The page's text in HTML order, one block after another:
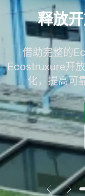
释放开
释放
借助完整的
Ecostruxure开
化，提高可